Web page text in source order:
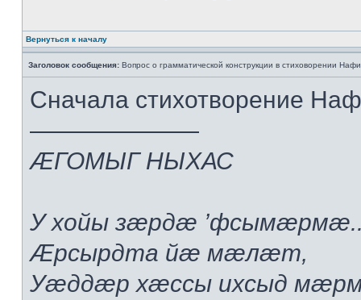
Вернуться к началу
Заголовок сообщения: Вопрос о грамматической конструкции в стиховорении Нафи
Сначала стихотворение
———————
ÆГОМЫГ НЫХАС
У хойы зæрдæ
Æрсырдта йæ мæлæт,
Уæддæр хæссы ихсыд